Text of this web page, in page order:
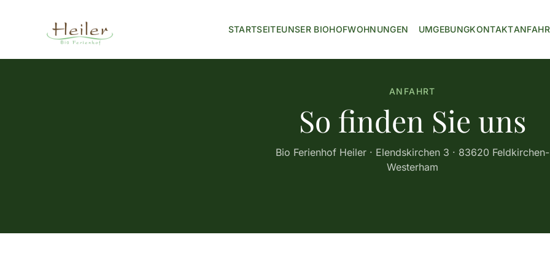
STARTSEITEUNSER BIOHOFWOHNUNGEN UMGEBUNGKONTAKT
ANFAHRT
So finden Sie uns
Bio Ferienhof Heiler · Elendskirchen 3 · 83620 Feldkirchen-
Westerham